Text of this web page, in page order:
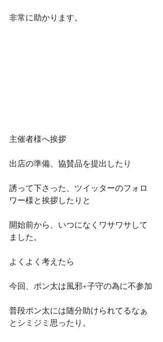
非常に助かります。
主催者様へ挨拶
出店の準備、協賛品を提出したり
誘って下さった、ツイッターのフォロ
ワー様と挨拶したりと
開始前から、いつになくワサワサして
ました。
よくよく考えたら
今回、ポン太は風邪+子守の為に不参加
普段ポン太には随分助けられてるなぁ
とシミジミ思ったり。